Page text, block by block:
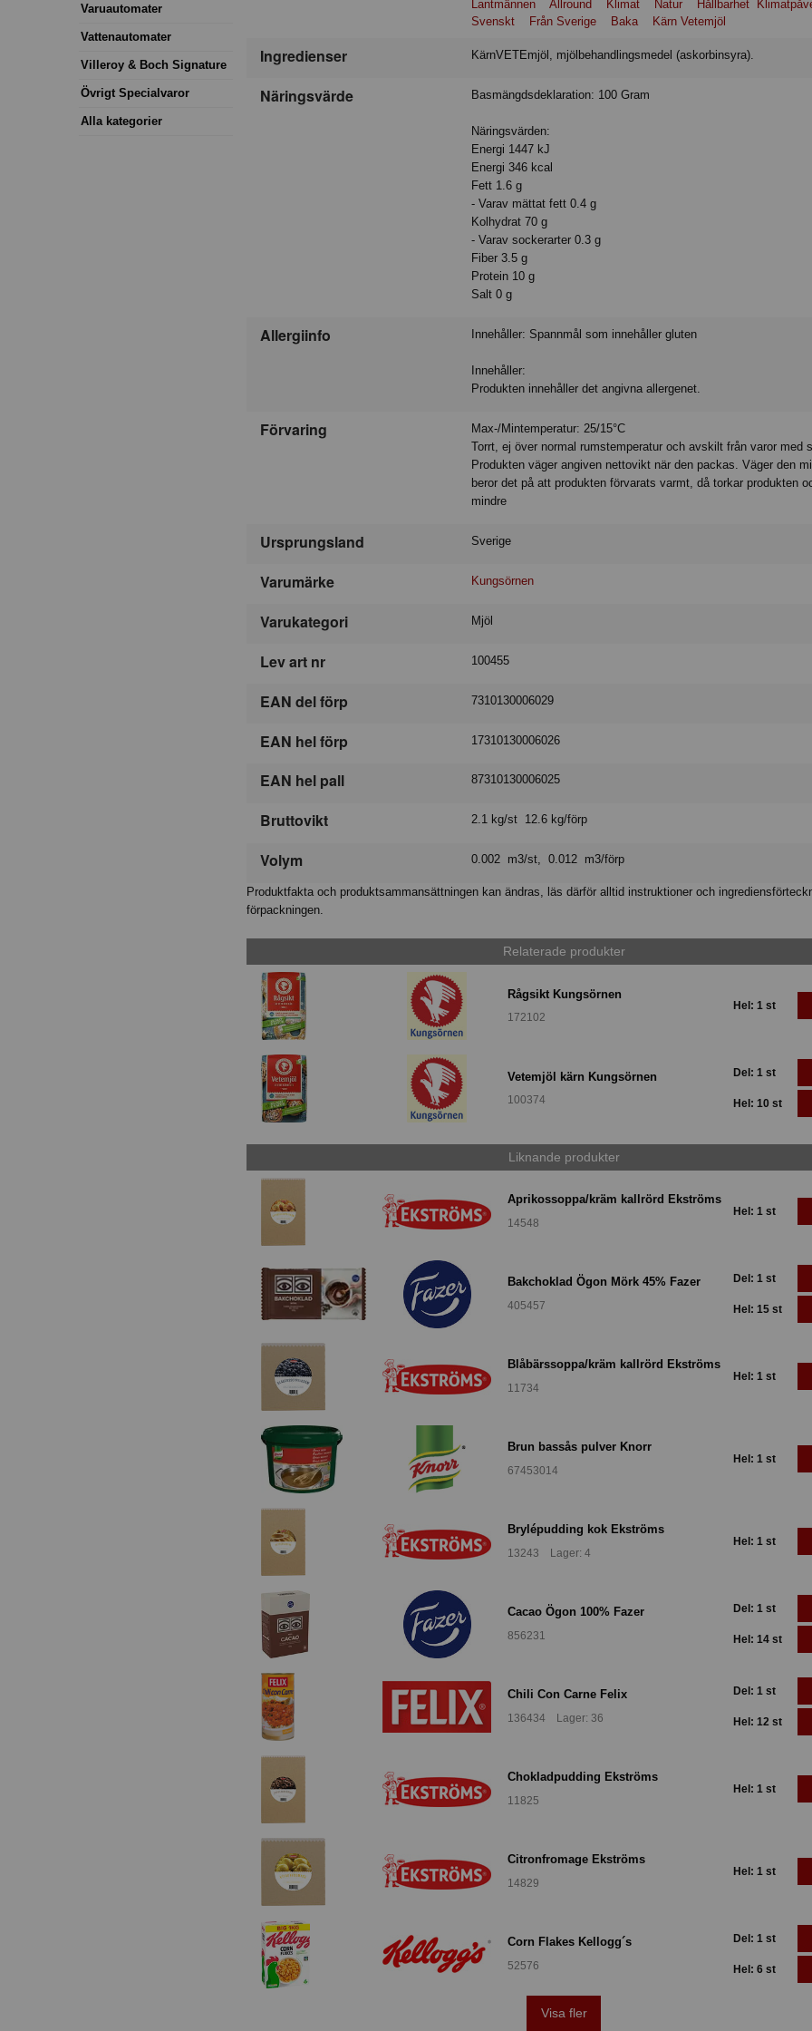
Varuautomater
Vattenautomater
Villeroy & Boch Signature
Övrigt Specialvaror
Alla kategorier
Lantmännen
Allround Klimat Natur
Hållbarhet
Svenskt
Från Sverige Baka Kärn Vetemjöl
Ingredienser kärnVETEmjöl, mjölbehandlingsmedel (askorbinsyra).
Näringsvärde Basmängdsdeklaration: 100 Gram
Näringsvärden:
Energi 1447 kJ
Energi 346 kcal
Fett 1.6 g
- Varav mättat fett 0.4 g
Kolhydrat 70 g
- Varav sockerarter 0.3 g
Fiber 3.5 g
Protein 10 g
Salt 0 g
Allergiinfo Innehåller: Spannmål som innehåller gluten
Innehåller:
Produkten innehåller det angivna allergenet.
Förvaring
Max-/Mintemperatur: 25/15°C
Torrt, ej över normal rumstemperatur och avskilt från varor med
Produkten väger angiven nettovikt när den packas. Väger den
beror det på att produkten förvarats varmt, då torkar produkten
mindre
Ursprungsland Sverige
Varumärke Kungsörnen
Varukategori Mjöl
Lev art nr 100455
EAN del förp 7310130006029
EAN hel förp 17310130006026
EAN hel pall 87310130006025
Bruttovikt 2.1 kg/st 12.6 kg/förp
Volym 0.002 m3/st, 0.012 m3/förp
Produktfakta och produktsammansättningen kan ändras, läs därför alltid instruktioner och
förpackningen.
Relaterade produkter
Rågsikt Kungsörnen
172102
Hel: 1 st
Vetemjöl kärn Kungsörnen
100374
Del: 1 st
Hel: 10 st
Liknande produkter
Aprikossoppa/kräm kallrörd Ekströms
14548
Hel: 1 st
Bakchoklad Ögon Mörk 45% Fazer
405457
Del: 1 st
Hel: 15 st
Blåbärssoppa/kräm kallrörd Ekströms
11734
Hel: 1 st
Brun bassås pulver Knorr
67453014
Hel: 1 st
Brylépudding kok Ekströms
13243 Lager: 4
Hel: 1 st
Cacao Ögon 100% Fazer
856231
Del: 1 st
Hel: 14 st
Chili Con Carne Felix
136434 Lager: 36
Del: 1 st
Hel: 12 st
Chokladpudding Ekströms
11825
Hel: 1 st
Citronfromage Ekströms
14829
Hel: 1 st
Corn Flakes Kellogg´s
52576
Del: 1 st
Hel: 6 st
Visa fler